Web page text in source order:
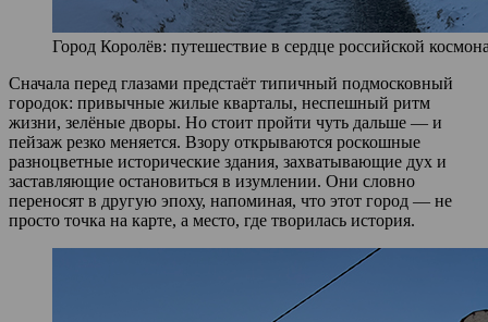
Город Королёв: путешествие в сердце российской
Сначала перед глазами предстаёт типичный подмосковный
городок: привычные жилые кварталы, неспешный ритм
жизни, зелёные дворы. Но стоит пройти чуть дальше — и
пейзаж резко меняется. Взору открываются роскошные
разноцветные исторические здания, захватывающие дух и
заставляющие остановиться в изумлении. Они словно
переносят в другую эпоху, напоминая, что этот город — не
просто точка на карте, а место, где творилась история.